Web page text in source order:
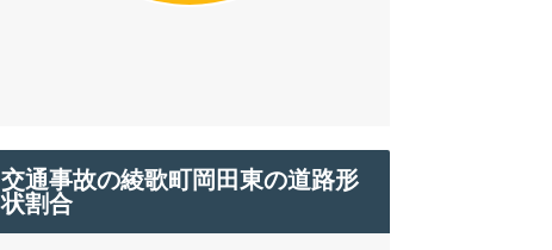
交通事故の綾歌町岡田東の道路形
状割合